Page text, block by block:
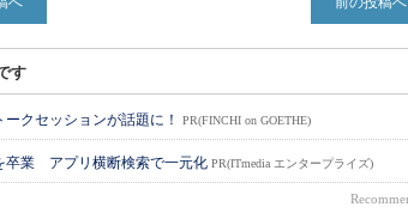
す
クセッションが話題に！ PR(FINCHI on GOETHE)
卒業 アプリ横断検索で一元化 PR(ITmedia エンタープライズ)